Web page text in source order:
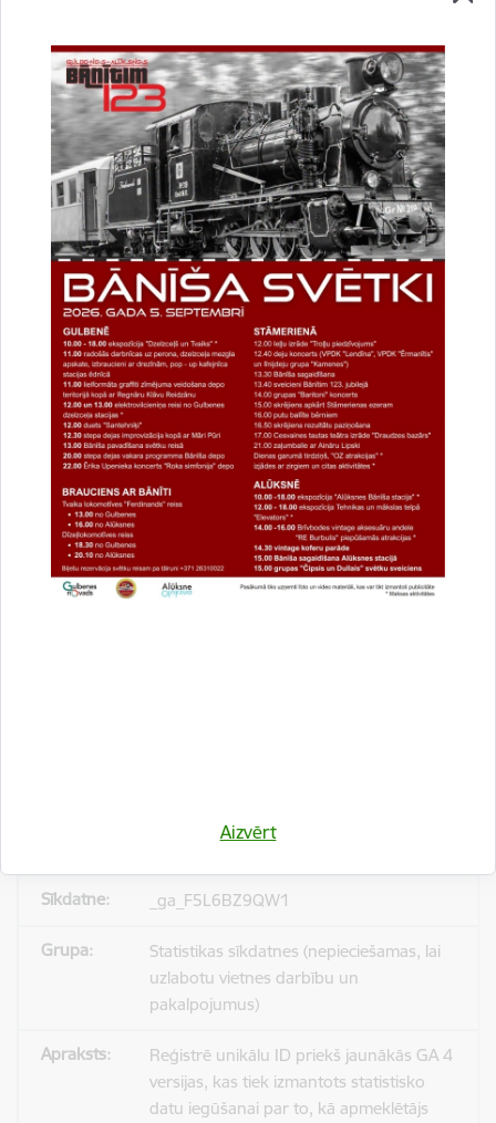
Aizvērt
Reģistrē unikālu ID, kas tiek izmantots
statistisko datu iegūšanai par to, kā
apmeklētājs izmanto vietni.
2 gadi
_gat
Statistikas sīkdatnes (nepieciešamas, lai
uzlabotu vietnes darbību un
pakalpojumus)
Izmanto Google Analytics, lai samazinātu
pieprasījuma līmeni.
1 minūte
_gid
24 stundas
_ga_F5L6BZ9QW1
Statistikas sīkdatnes (nepieciešamas, lai
uzlabotu vietnes darbību un
pakalpojumus)
Reģistrē unikālu ID priekš jaunākās GA 4
versijas, kas tiek izmantots statistisko
datu iegūšanai par to, kā apmeklētājs